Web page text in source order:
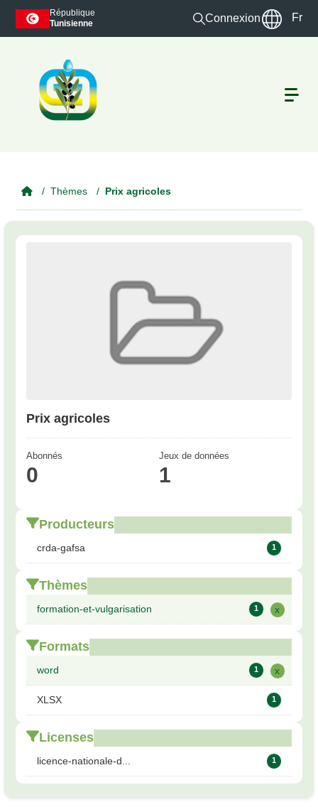
Skip to main content
République
Tunisienne
Connexion Fr
Thèmes Prix agricoles
Prix agricoles
Abonnés
0
Jeux de données
1
Producteurs
crda-gafsa 1
Thèmes
formation-et-vulgarisation 1 x
Formats
word 1 x
XLSX 1
Licenses
licence-nationale-d... 1